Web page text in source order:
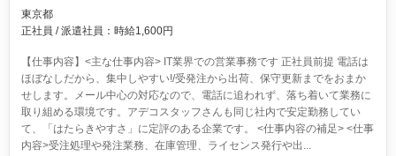
東京都
正社員 / 派遣社員：時給1,600円
【仕事内容】<主な仕事内容> IT業界での営業事務です 正社員前提 電話は
ほぼなしだから、集中しやすい!/受発注から出荷、保守更新までをおまか
せします。メール中心の対応なので、電話に追われず、落ち着いて業務に
取り組める環境です。アデコスタッフさんも同じ社内で安定勤務してい
て、「はたらきやすさ」に定評のある企業です。 <仕事内容の補足> <仕事
内容>受注処理や発注業務、在庫管理、ライセンス発行や出...